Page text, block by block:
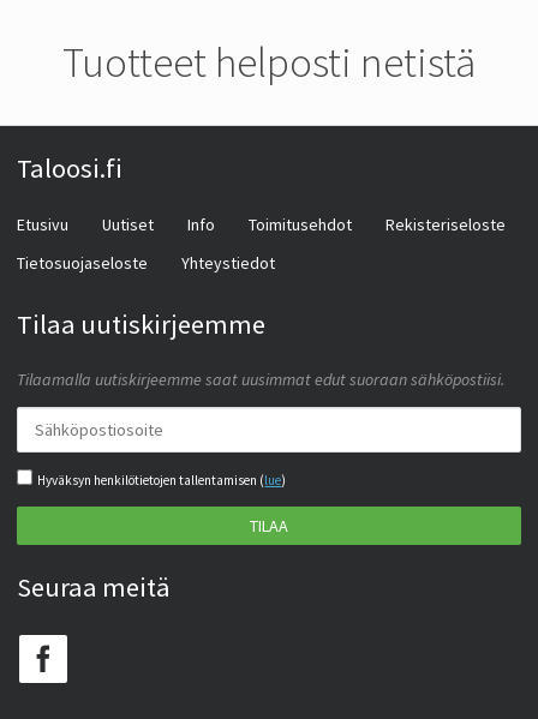
Tuotteet helposti netistä
Taloosi.fi
Etusivu Uutiset Info Toimitusehdot
Rekisteriseloste
Tietosuojaseloste
Yhteystiedot
Tilaa uutiskirjeemme
Tilaamalla uutiskirjeemme saat uusimmat edut suoraan sähköpostiisi.
Hyväksyn henkilötietojen tallentamisen (lue)
TILAA
Seuraa meitä